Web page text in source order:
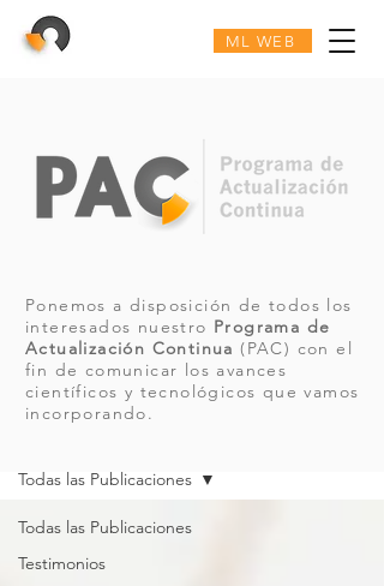
ML WEB
Todas las Publicaciones
Testimonios
Todas las Publicaciones
Ponemos a disposición de todos los
interesados nuestro Programa de
Actualización Continua (PAC) con el
fin de comunicar los avances
científicos y tecnológicos que vamos
incorporando.